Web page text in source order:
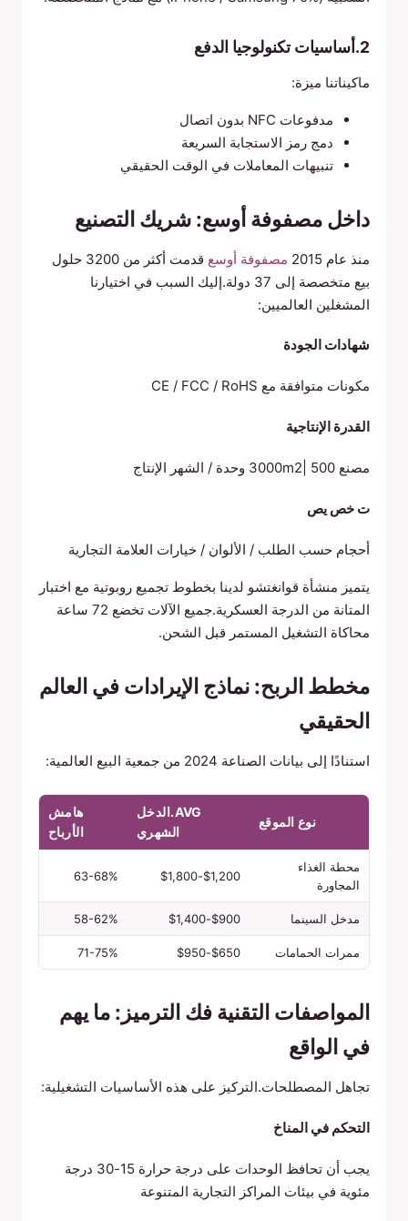
2.أساسيات تكنولوجيا الدفع
ماكيناتنا ميزة:
مدفوعات NFC بدون اتصال
دمج رمز الاستجابة السريعة
تنبيهات المعاملات في الوقت الحقيقي
داخل مصفوفة أوسع: شريك التصنيع
منذ عام 2015 مصفوفة أوسع
قدمت أكثر من 3200 حلول
بيع متخصصة إلى 37 دولة.إليك السبب في اختيارنا
المشغلين العالميين:
شهادات الجودة
مكونات متوافقة مع CE / FCC / RoHS
القدرة الإنتاجية
مصنع 3000m2| 500 وحدة / الشهر الإنتاج
ت خص يص
أحجام حسب الطلب / الألوان / خيارات العلامة التجارية
يتميز منشأة قوانغتشو لدينا بخطوط تجميع روبوتية مع اختبار
المتانة من الدرجة العسكرية.جميع الآلات تخضع 72 ساعة
محاكاة التشغيل المستمر قبل الشحن.
مخطط الربح: نماذج الإيرادات في العالم
الحقيقي
استنادًا إلى بيانات الصناعة 2024 من جمعية البيع العالمية:
نوع الموقع
AVG.الدخل
الشهري
هامش
الأرباح
محطة الغذاء
المجاورة
$1,200-$1,800
63-68%
مدخل السينما $900-$1,400
58-62%
ممرات الحمامات $650-$950
71-75%
المواصفات التقنية فك الترميز: ما يهم
في الواقع
تجاهل المصطلحات.التركيز على هذه الأساسيات التشغيلية:
التحكم في المناخ
يجب أن تحافظ الوحدات على درجة حرارة 15-30 درجة
مئوية في بيئات المراكز التجارية المتنوعة